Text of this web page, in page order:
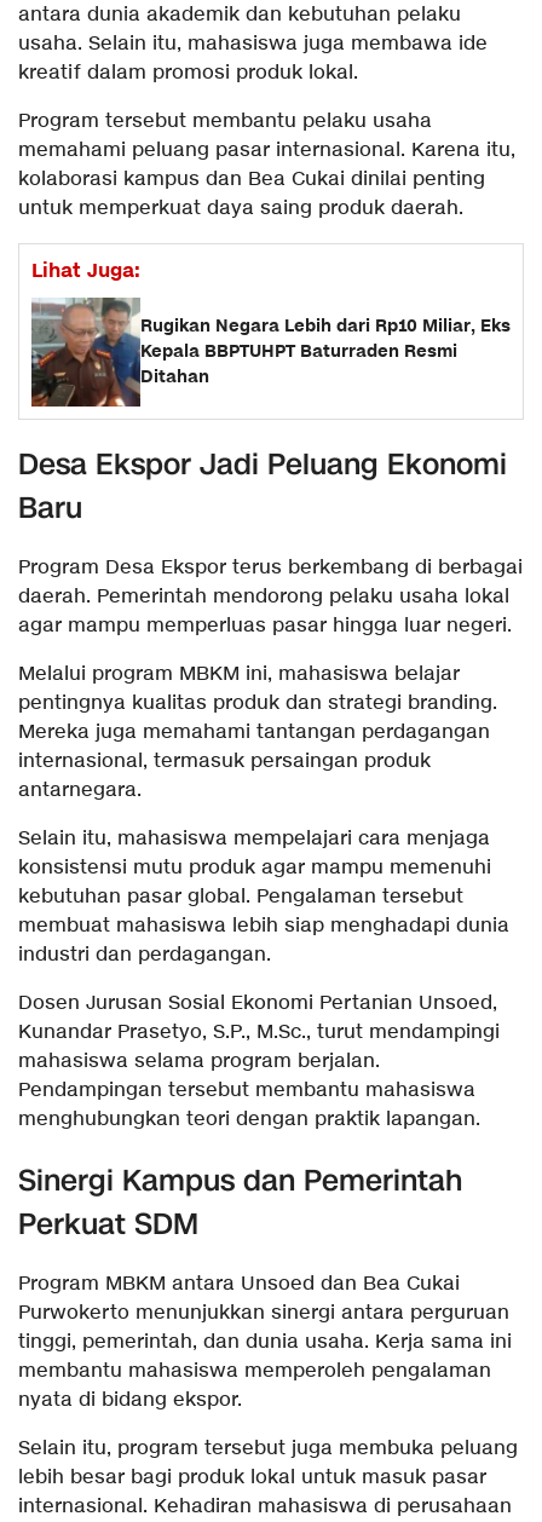
antara dunia akademik dan kebutuhan pelaku
usaha. Selain itu, mahasiswa juga membawa ide
kreatif dalam promosi produk lokal.
Program tersebut membantu pelaku usaha
memahami peluang pasar internasional. Karena itu,
kolaborasi kampus dan Bea Cukai dinilai penting
untuk memperkuat daya saing produk daerah.
Lihat Juga:
Rugikan Negara Lebih dari Rp10 Miliar, Eks
Kepala BBPTUHPT Baturraden Resmi
Ditahan
Desa Ekspor Jadi Peluang Ekonomi
Baru
Program Desa Ekspor terus berkembang di berbagai
daerah. Pemerintah mendorong pelaku usaha lokal
agar mampu memperluas pasar hingga luar negeri.
Melalui program MBKM ini, mahasiswa belajar
pentingnya kualitas produk dan strategi branding.
Mereka juga memahami tantangan perdagangan
internasional, termasuk persaingan produk
antarnegara.
Selain itu, mahasiswa mempelajari cara menjaga
konsistensi mutu produk agar mampu memenuhi
kebutuhan pasar global. Pengalaman tersebut
membuat mahasiswa lebih siap menghadapi dunia
industri dan perdagangan.
Dosen Jurusan Sosial Ekonomi Pertanian Unsoed,
Kunandar Prasetyo, S.P., M.Sc., turut mendampingi
mahasiswa selama program berjalan.
Pendampingan tersebut membantu mahasiswa
menghubungkan teori dengan praktik lapangan.
Sinergi Kampus dan Pemerintah
Perkuat SDM
Program MBKM antara Unsoed dan Bea Cukai
Purwokerto menunjukkan sinergi antara perguruan
tinggi, pemerintah, dan dunia usaha. Kerja sama ini
membantu mahasiswa memperoleh pengalaman
nyata di bidang ekspor.
Selain itu, program tersebut juga membuka peluang
lebih besar bagi produk lokal untuk masuk pasar
internasional. Kehadiran mahasiswa di perusahaan